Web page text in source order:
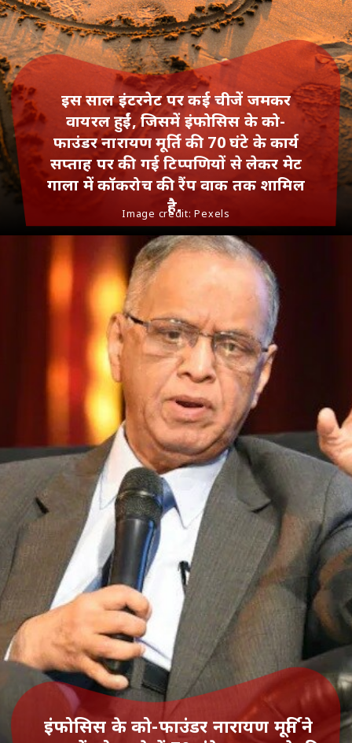
Image credit: Pexels
इस साल इंटरनेट पर कई चीजें जमकर
वायरल हुईं, जिसमें इंफोसिस के को-
फाउंडर नारायण मूर्ति की 70 घंटे के कार्य
सप्ताह पर की गई टिप्पणियों से लेकर मेट
गाला में कॉकरोच की रैंप वाक तक शामिल
है.
इंफोसिस के को-फाउंडर नारायण मूर्ति ने